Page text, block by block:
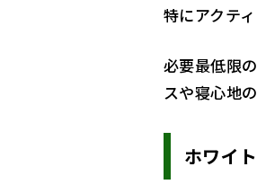
特にアクテ
必要最低限
スや寝心地
ホワイ